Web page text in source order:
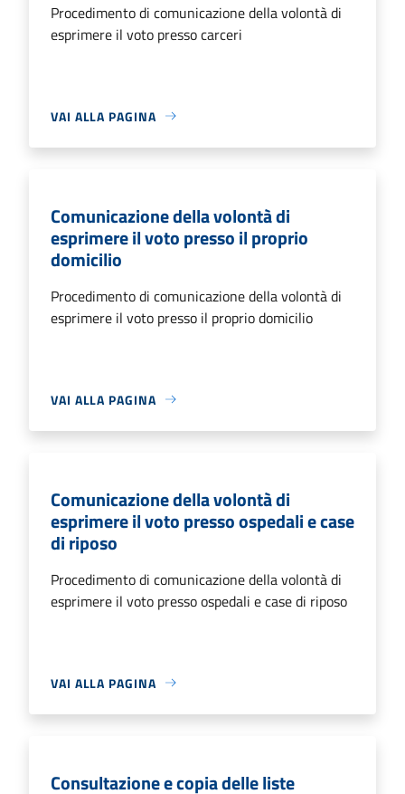
Procedimento di comunicazione della volontà di
esprimere il voto presso carceri
VAI ALLA PAGINA
Comunicazione della volontà di
esprimere il voto presso il proprio
domicilio
Procedimento di comunicazione della volontà di
esprimere il voto presso il proprio domicilio
VAI ALLA PAGINA
Comunicazione della volontà di
esprimere il voto presso ospedali e case
di riposo
Procedimento di comunicazione della volontà di
esprimere il voto presso ospedali e case di riposo
VAI ALLA PAGINA
Consultazione e copia delle liste